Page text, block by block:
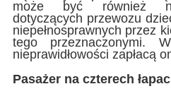
może być również
dotyczących przewozu
niepełnosprawnych przez
tego przeznaczonymi.
nieprawidłowości zapłacą
Pasażer na czterech